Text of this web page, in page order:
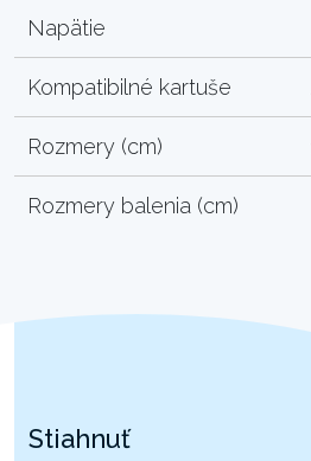
Napätie
Kompatibilné kartuše
Rozmery (cm)
Rozmery balenia (cm)
Stiahnuť